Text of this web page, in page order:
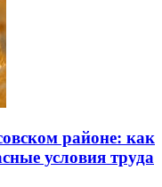
районе: как
условия труда